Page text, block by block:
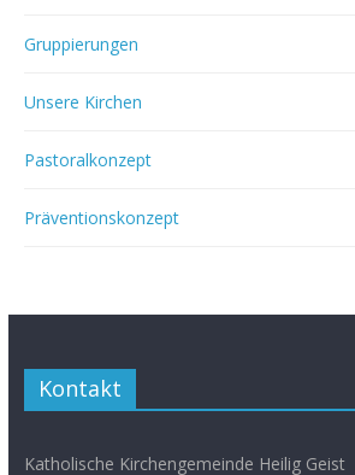
Gruppierungen
Unsere Kirchen
Pastoralkonzept
Präventionskonzept
Kontakt
Katholische Kirchengemeinde Heilig Geist